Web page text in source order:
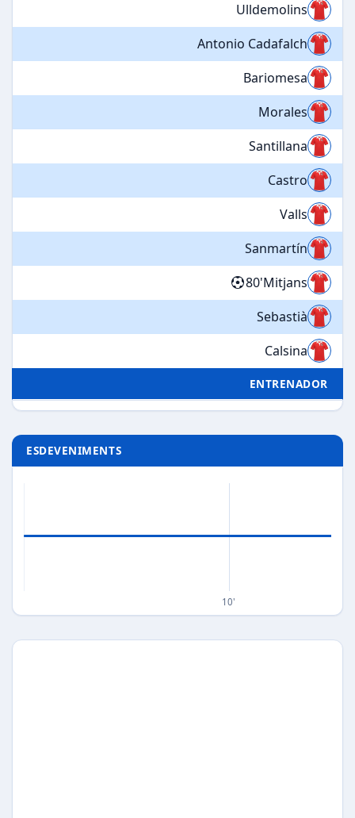
Ulldemolins
Antonio Cadafalch
Bariomesa
Morales
Santillana
Castro
Valls
Sanmartín
80'Mitjans
Sebastià
Calsina
ENTRENADOR
ESDEVENIMENTS
10'